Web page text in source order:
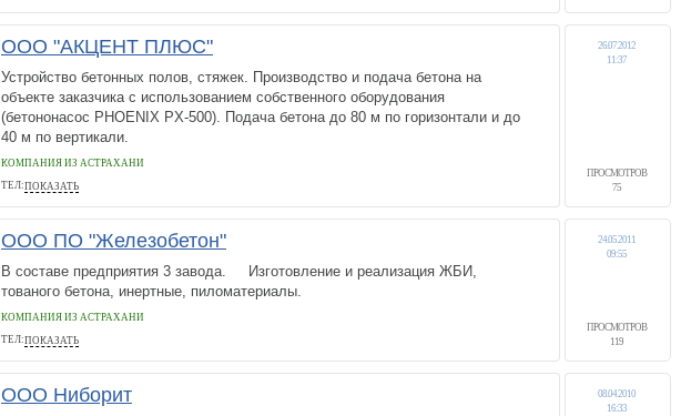
ООО "АКЦЕНТ ПЛЮС"
Устройство бетонных полов, стяжек. Производство и подача бетона на
объекте заказчика с использованием собственного оборудования
(бетононасос PHOENIX PX-500). Подача бетона до 80 м по горизонтали и до
40 м по вертикали.
КОМПАНИЯ ИЗ АСТРАХАНИ
ТЕЛ:ПОКАЗАТЬ
+7-921-165-05-65
ПРОСМОТРОВ
75
26.07.2012
11:37
ООО ПО "Железобетон"
В составе предприятия 3 завода. Изготовление и реализация ЖБИ,
тованого бетона, инертные, пиломатериалы.
КОМПАНИЯ ИЗ АСТРАХАНИ
ТЕЛ:ПОКАЗАТЬ
8512 757845
ПРОСМОТРОВ
119
24.05.2011
09:55
ООО Ниборит
08.04.2010
16:33